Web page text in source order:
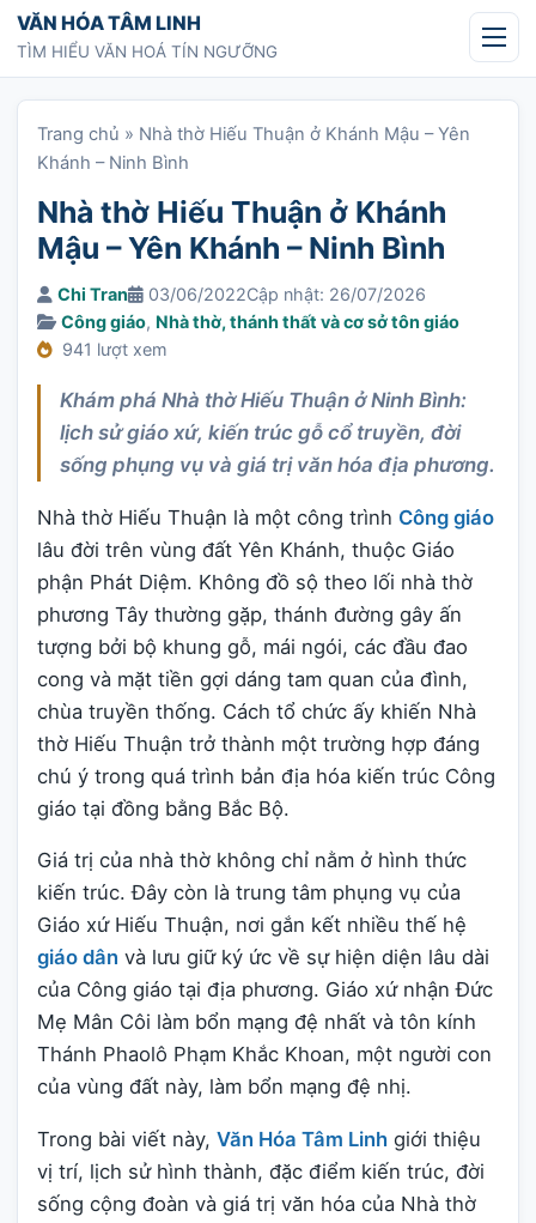
Chuyển tới nội dung
VĂN HÓA TÂM LINH
TÌM HIỂU VĂN HOÁ TÍN NGƯỠNG
Trang chủ » Nhà thờ Hiếu Thuận ở Khánh Mậu – Yên
Khánh – Ninh Bình
Nhà thờ Hiếu Thuận ở Khánh
Mậu – Yên Khánh – Ninh Bình
Chi Tran 03/06/2022Cập nhật: 26/07/2026
Công giáo, Nhà thờ, thánh thất và cơ sở tôn giáo
941 lượt xem
Khám phá Nhà thờ Hiếu Thuận ở Ninh Bình:
lịch sử giáo xứ, kiến trúc gỗ cổ truyền, đời
sống phụng vụ và giá trị văn hóa địa phương.
Nhà thờ Hiếu Thuận là một công trình Công giáo
lâu đời trên vùng đất Yên Khánh, thuộc Giáo
phận Phát Diệm. Không đồ sộ theo lối nhà thờ
phương Tây thường gặp, thánh đường gây ấn
tượng bởi bộ khung gỗ, mái ngói, các đầu đao
cong và mặt tiền gợi dáng tam quan của đình,
chùa truyền thống. Cách tổ chức ấy khiến Nhà
thờ Hiếu Thuận trở thành một trường hợp đáng
chú ý trong quá trình bản địa hóa kiến trúc Công
giáo tại đồng bằng Bắc Bộ.
Giá trị của nhà thờ không chỉ nằm ở hình thức
kiến trúc. Đây còn là trung tâm phụng vụ của
Giáo xứ Hiếu Thuận, nơi gắn kết nhiều thế hệ
giáo dân và lưu giữ ký ức về sự hiện diện lâu dài
của Công giáo tại địa phương. Giáo xứ nhận Đức
Mẹ Mân Côi làm bổn mạng đệ nhất và tôn kính
Thánh Phaolô Phạm Khắc Khoan, một người con
của vùng đất này, làm bổn mạng đệ nhị.
Trong bài viết này, Văn Hóa Tâm Linh giới thiệu
vị trí, lịch sử hình thành, đặc điểm kiến trúc, đời
sống cộng đoàn và giá trị văn hóa của Nhà thờ